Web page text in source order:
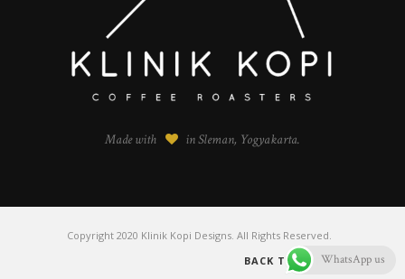
Made with in Sleman, Yogyakarta.
Copyright 2020 Klinik Kopi Designs. All Rights Reserved.
BACK TO TOPWhatsApp us